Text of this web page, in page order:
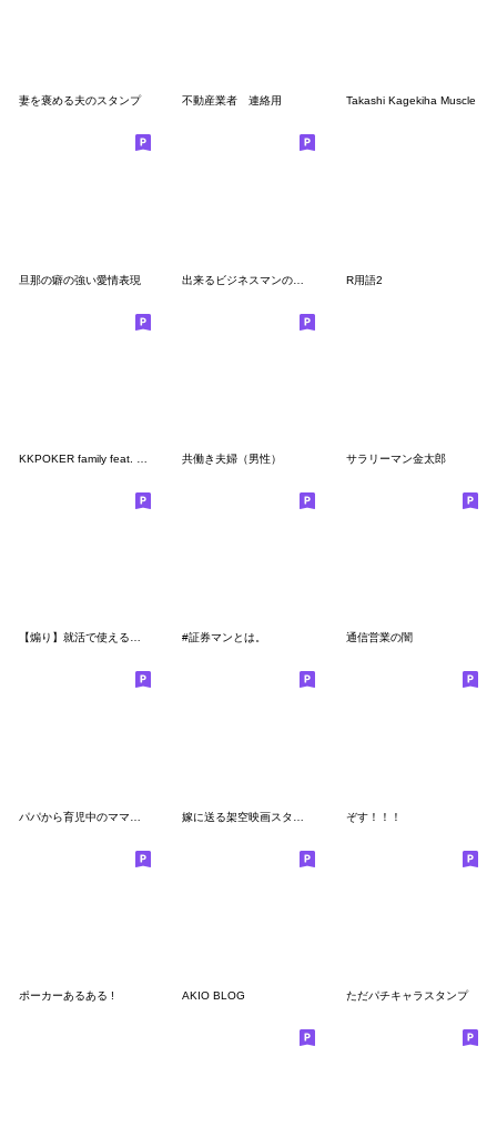
妻を褒める夫のスタンプ 不動産業者 連絡用 Takashi Kagekiha Muscle
旦那の癖の強い愛情表現 R用語2
共働き夫婦（男性） サラリーマン金太郎
【煽り】就活で使える！選考状況スタンプ① #証券マンとは。 通信営業の闇
ぞす！！！
ポーカーあるある ! AKIO BLOG ただパチキャラスタンプ